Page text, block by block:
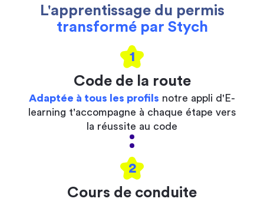
L'apprentissage du permis
transformé par Stych
1
Code de la route
Adaptée à tous les profils notre appli d'E-
learning t'accompagne à chaque étape vers
la réussite au code
2
Cours de conduite